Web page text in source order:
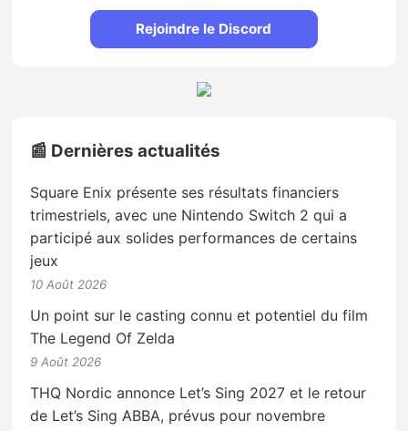
Rejoindre le Discord
📰 Dernières actualités
Square Enix présente ses résultats financiers
trimestriels, avec une Nintendo Switch 2 qui a
participé aux solides performances de certains
jeux
10 Août 2026
Un point sur le casting connu et potentiel du film
The Legend Of Zelda
9 Août 2026
THQ Nordic annonce Let’s Sing 2027 et le retour
de Let’s Sing ABBA, prévus pour novembre